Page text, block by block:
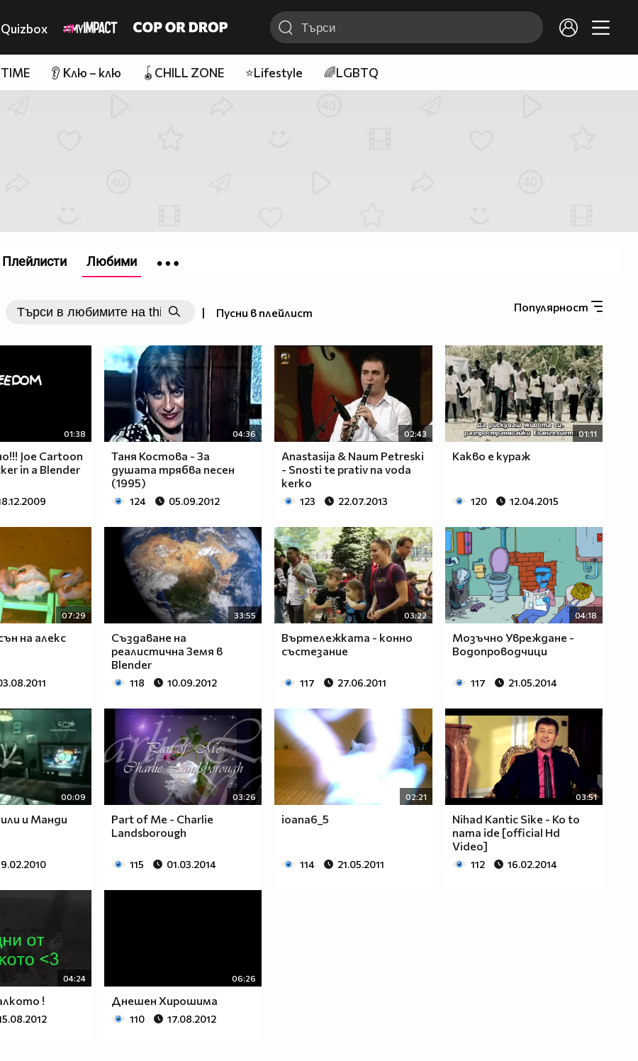
Quizbox
👂 Клю – клю 🪀CHILL ZONE ⭐Lifestyle 🌈LGBTQ
| Пусни в плейлист Популярност
01:38
Joe Cartoon
in a Blender
04:36
Таня Костова - За
душата трябва песен
(1995)
124 05.09.2012
02:43
Anastasija & Naum Petreski
- Snosti te prativ na voda
kerko
123 22.07.2013
01:11
Какво е кураж
120 12.04.2015
07:29
на алекс
33:55
Създаване на
реалистичнa Земя в
Blender
118 10.09.2012
03:22
Въртележката - конно
състезание
117 27.06.2011
04:18
Мозъчно Увреждане -
Водопроводчици
117 21.05.2014
00:09
и Манди
03:26
Part of Me - Charlie
Landsborough
115 01.03.2014
02:21
ioana6_5
114 21.05.2011
03:51
Nihad Kantic Sike - Ko to
nama ide [official Hd
Video]
112 16.02.2014
04:24
!
06:26
Днешен Хирошима
110 17.08.2012
Плейлисти Любими